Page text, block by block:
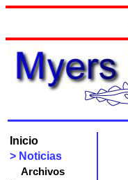
Inicio
> Noticias
Archivos